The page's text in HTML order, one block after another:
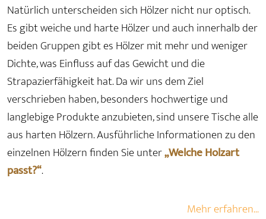
Natürlich unterscheiden sich Hölzer nicht nur optisch.
Es gibt weiche und harte Hölzer und auch innerhalb der
beiden Gruppen gibt es Hölzer mit mehr und weniger
Dichte, was Einfluss auf das Gewicht und die
Strapazierfähigkeit hat. Da wir uns dem Ziel
verschrieben haben, besonders hochwertige und
langlebige Produkte anzubieten, sind unsere Tische alle
aus harten Hölzern. Ausführliche Informationen zu den
einzelnen Hölzern finden Sie unter„Welche Holzart
passt?“.
Mehr erfahren...